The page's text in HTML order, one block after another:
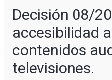
Decisión 08/
accesibilidad
contenidos
televisiones.